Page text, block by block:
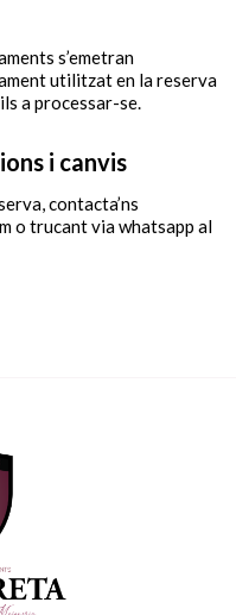
s’emetran
utilitzat en la reserva
a processar-se.
i canvis
contacta’ns
o trucant via whatsapp al